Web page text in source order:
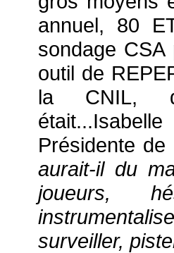
annuel, 80
sondage
outil de
la CNIL,
Présidente
aurait-il du
joueurs,
surveiller,